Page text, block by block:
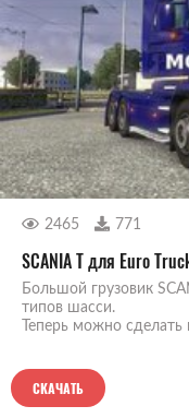
2465 771
SCANIA T для Euro
Большой грузовик
типов шасси.
Теперь можно сделать
СКАЧАТЬ